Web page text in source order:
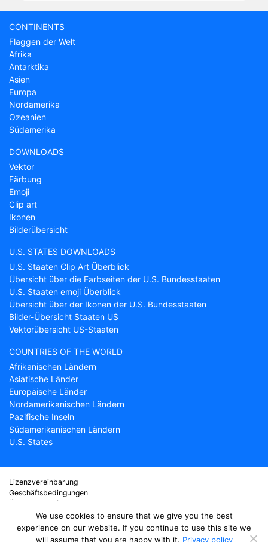
CONTINENTS
Flaggen der Welt
Afrika
Antarktika
Asien
Europa
Nordamerika
Ozeanien
Südamerika
DOWNLOADS
Vektor
Färbung
Emoji
Clip art
Ikonen
Bilderübersicht
U.S. STATES DOWNLOADS
U.S. Staaten Clip Art Überblick
Übersicht über die Farbseiten der U.S. Bundesstaaten
U.S. Staaten emoji Überblick
Übersicht über der Ikonen der U.S. Bundesstaaten
Bilder-Übersicht Staaten US
Vektorübersicht US-Staaten
COUNTRIES OF THE WORLD
Afrikanischen Ländern
Asiatische Länder
Europäische Länder
Nordamerikanischen Ländern
Pazifische Inseln
Südamerikanischen Ländern
U.S. States
Lizenzvereinbarung
Geschäftsbedingungen
Über Countryflags.com
Haftungsausschluss
Datenschutzerklärung
We use cookies to ensure that we give you the best
experience on our website. If you continue to use this site we
will assume that you are happy with it. Privacy policy